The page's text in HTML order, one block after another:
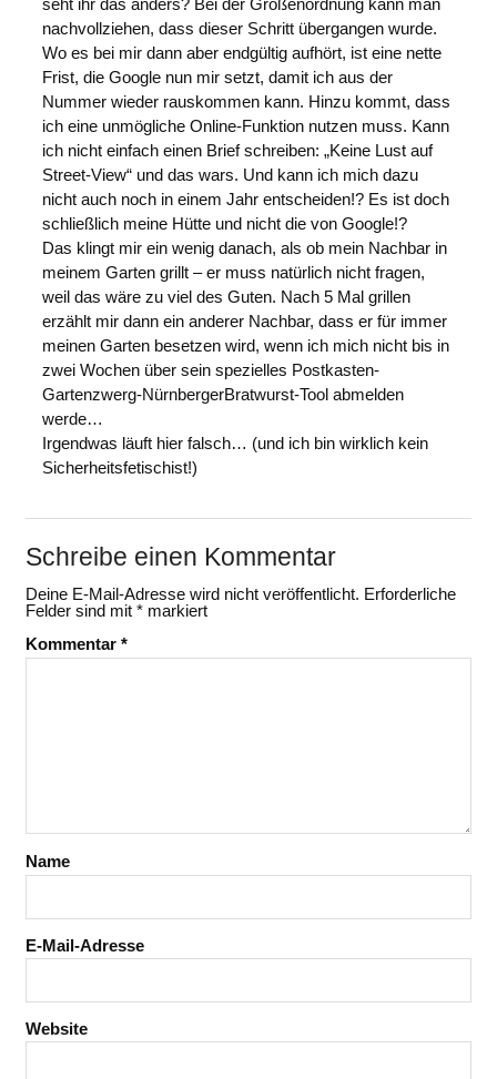
seht ihr das anders? Bei der Größenordnung kann man
nachvollziehen, dass dieser Schritt übergangen wurde.
Wo es bei mir dann aber endgültig aufhört, ist eine nette
Frist, die Google nun mir setzt, damit ich aus der
Nummer wieder rauskommen kann. Hinzu kommt, dass
ich eine unmögliche Online-Funktion nutzen muss. Kann
ich nicht einfach einen Brief schreiben: „Keine Lust auf
Street-View“ und das wars. Und kann ich mich dazu
nicht auch noch in einem Jahr entscheiden!? Es ist doch
schließlich meine Hütte und nicht die von Google!?
Das klingt mir ein wenig danach, als ob mein Nachbar in
meinem Garten grillt – er muss natürlich nicht fragen,
weil das wäre zu viel des Guten. Nach 5 Mal grillen
erzählt mir dann ein anderer Nachbar, dass er für immer
meinen Garten besetzen wird, wenn ich mich nicht bis in
zwei Wochen über sein spezielles Postkasten-
Gartenzwerg-NürnbergerBratwurst-Tool abmelden
werde…
Irgendwas läuft hier falsch… (und ich bin wirklich kein
Sicherheitsfetischist!)
Schreibe einen Kommentar
Deine E-Mail-Adresse wird nicht veröffentlicht. Erforderliche
Felder sind mit *markiert
Kommentar *
Name
E-Mail-Adresse
Website